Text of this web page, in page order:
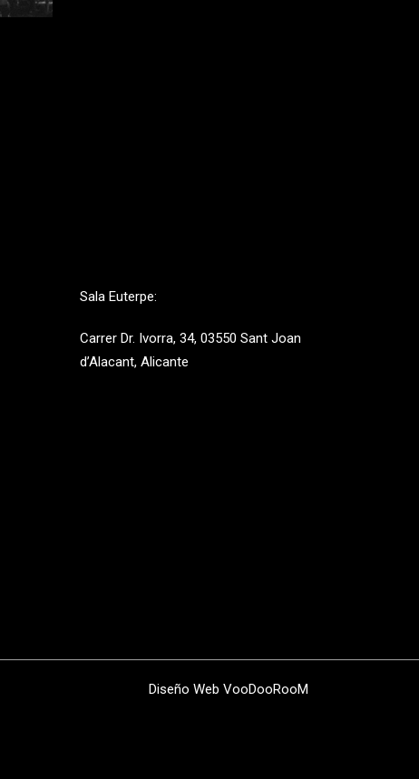
Sala Euterpe:
Carrer Dr. Ivorra, 34, 03550 Sant Joan
d’Alacant, Alicante
Diseño Web VooDooRooM